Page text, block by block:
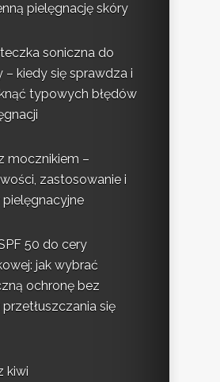
pielęgnację skóry
soniczna do
– kiedy się sprawdza i
typowych błędów
mocznikiem –
zastosowanie i
50 do cery
jak wybrać
ochronę bez
się
kiwi